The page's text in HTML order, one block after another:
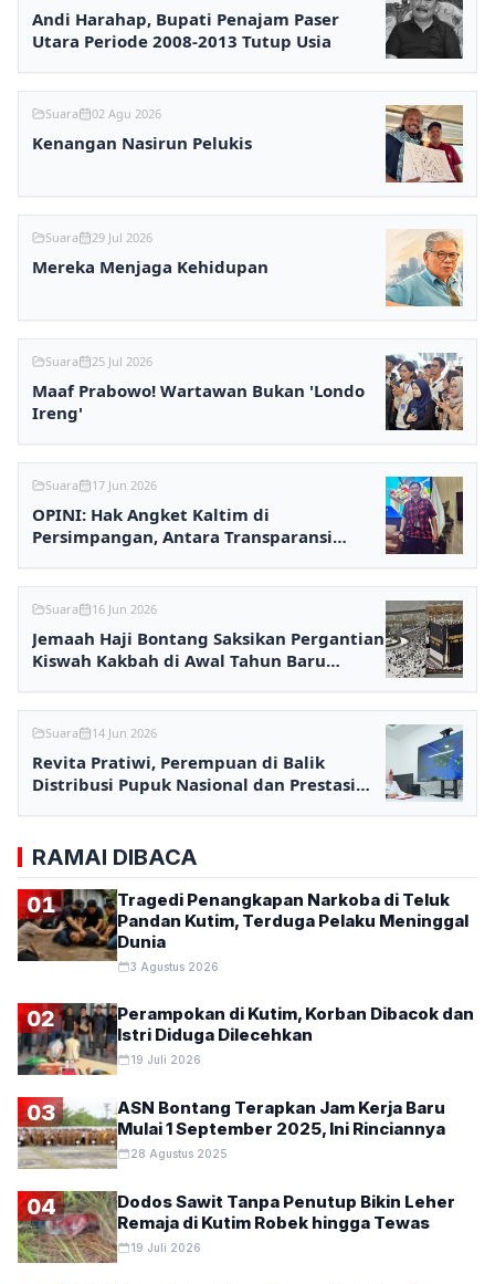
Andi Harahap, Bupati Penajam Paser
Utara Periode 2008-2013 Tutup Usia
Suara 02 Agu 2026
Kenangan Nasirun Pelukis
Suara 29 Jul 2026
Mereka Menjaga Kehidupan
Suara 25 Jul 2026
Maaf Prabowo! Wartawan Bukan 'Londo
Ireng'
Suara 17 Jun 2026
OPINI: Hak Angket Kaltim di
Persimpangan, Antara Transparansi
Suara 16 Jun 2026
Jemaah Haji Bontang Saksikan Pergantian
Kiswah Kakbah di Awal Tahun Baru
Suara 14 Jun 2026
Revita Pratiwi, Perempuan di Balik
Distribusi Pupuk Nasional dan Prestasi
RAMAI DIBACA
01
Tragedi Penangkapan Narkoba di Teluk
Pandan Kutim, Terduga Pelaku Meninggal
Dunia
3 Agustus 2026
02
Perampokan di Kutim, Korban Dibacok dan
Istri Diduga Dilecehkan
19 Juli 2026
03
ASN Bontang Terapkan Jam Kerja Baru
Mulai 1 September 2025, Ini Rinciannya
28 Agustus 2025
04
Dodos Sawit Tanpa Penutup Bikin Leher
Remaja di Kutim Robek hingga Tewas
19 Juli 2026